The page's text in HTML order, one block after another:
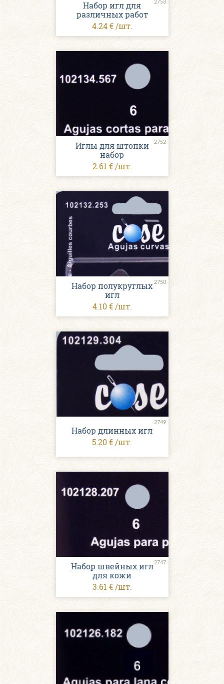
2753
Набор игл для
различных работ
4.24 € /шт.
2752
Иглы для штопки
набор
2.61 € /шт.
2750
Набор полукруглых
игл
4.10 € /шт.
2749
Набор длинных игл
5.20 € /шт.
2747
Набор швейных игл
для кожи
3.61 € /шт.